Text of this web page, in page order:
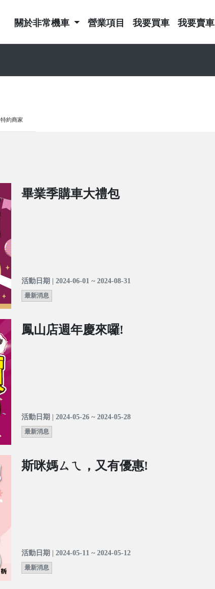
關於非常機車 營業項目 我要買車 我要賣車
特約商家
畢業季購車大禮包
活動日期 | 2024-06-01 ~ 2024-08-31
最新消息
鳳山店週年慶來囉!
活動日期 | 2024-05-26 ~ 2024-05-28
最新消息
斯咪媽ㄙㄟ，又有優惠!
活動日期 | 2024-05-11 ~ 2024-05-12
最新消息